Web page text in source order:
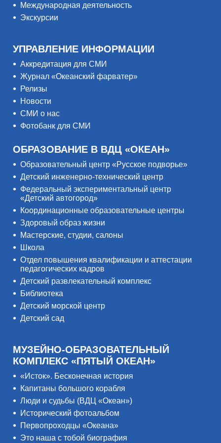
Международная деятельность
Экскурсии
УПРАВЛЕНИЕ ИНФОРМАЦИИ
Аккредитация для СМИ
Журнал «Океанский фарватер»
Релизы
Новости
СМИ о нас
Фотобанк для СМИ
ОБРАЗОВАНИЕ В ВДЦ «ОКЕАН»
Образовательный центр «Русское подворье»
Детский инженерно-технический центр
Федеральный экспериментальный центр
«Детский автогород»
Координационные образовательные центры
Здоровый образ жизни
Мастерские, студии, салоны
Школа
Отдел повышения квалификации и аттестации
педагогических кадров
Детский развлекательный комплекс
Библиотека
Детский морской центр
Детский сад
МУЗЕЙНО-ОБРАЗОВАТЕЛЬНЫЙ
КОМПЛЕКС «ПЯТЫЙ ОКЕАН»
«Исток». Бесконечная история
Капитаны большого корабля
Люди и судьбы (ВДЦ «Океан»)
Исторический фотоальбом
Первопроходцы «Океана»
Это наша с тобой биография